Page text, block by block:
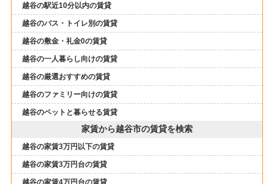
越谷の駅近10分以内の賃貸
越谷のバス・トイレ別の賃貸
越谷の敷金・礼金0の賃貸
越谷の一人暮らし向けの賃貸
越谷の厳選おすすめの賃貸
越谷のファミリー向けの賃貸
越谷のペットと暮らせる賃貸
家賃から越谷市の賃貸を検索
越谷の家賃3万円以下の賃貸
越谷の家賃3万円台の賃貸
越谷の家賃4万円台の賃貸